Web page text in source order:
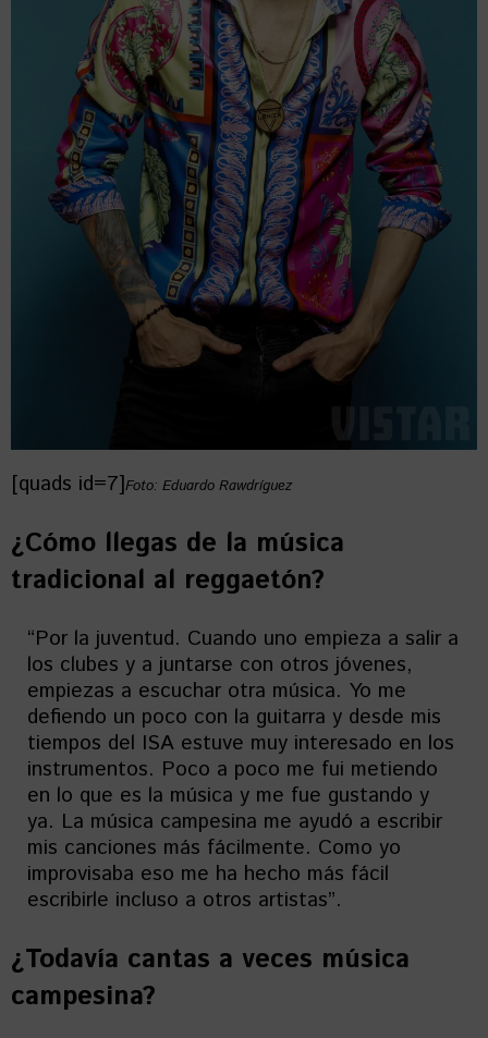
[quads id=7]Foto: Eduardo Rawdríguez
¿Cómo llegas de la música
tradicional al reggaetón?
“Por la juventud. Cuando uno empieza a salir a
los clubes y a juntarse con otros jóvenes,
empiezas a escuchar otra música. Yo me
defiendo un poco con la guitarra y desde mis
tiempos del ISA estuve muy interesado en los
instrumentos. Poco a poco me fui metiendo
en lo que es la música y me fue gustando y
ya. La música campesina me ayudó a escribir
mis canciones más fácilmente. Como yo
improvisaba eso me ha hecho más fácil
escribirle incluso a otros artistas”.
¿Todavía cantas a veces música
campesina?